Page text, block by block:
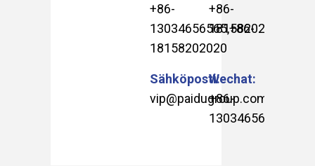
+86-
13034656565,+86-
18158202020
+86-
18158202020
Sähköposti:
vip@paidugroup.com
Wechat:
+86-
13034656565